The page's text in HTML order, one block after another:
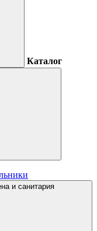
Каталог
и санитария